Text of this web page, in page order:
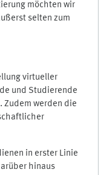
möchten wir
selten zum
virtueller
und Studierende
Zudem werden die
in erster Linie
hinaus